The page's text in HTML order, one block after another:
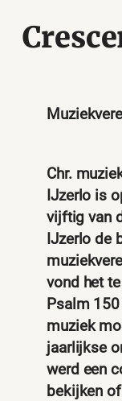
Chr.
IJzerlo is
vijftig van
IJzerlo de
vond het
Psalm
muziek
jaarlijkse
werd een
bekijken